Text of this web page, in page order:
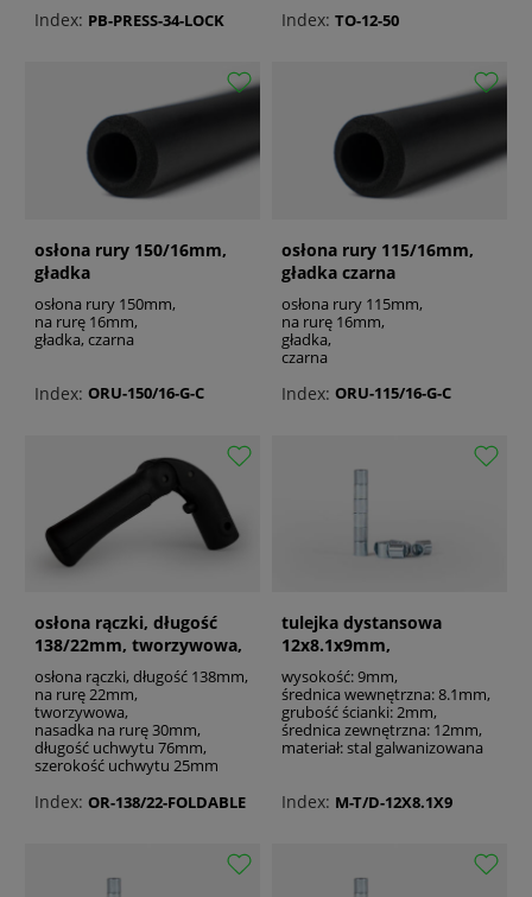
Index: PB-PRESS-34-LOCK Index: TO-12-50
osłona rury 150/16mm,
gładka
osłona rury 150mm,
na rurę 16mm,
gładka, czarna
Index: ORU-150/16-G-C
osłona rury 115/16mm,
gładka czarna
osłona rury 115mm,
na rurę 16mm,
gładka,
czarna
Index: ORU-115/16-G-C
osłona rączki, długość
138/22mm, tworzywowa,
składana
osłona rączki, długość 138mm,
na rurę 22mm,
tworzywowa,
nasadka na rurę 30mm,
długość uchwytu 76mm,
szerokość uchwytu 25mm
Index: OR-138/22-FOLDABLE
tulejka dystansowa
12x8.1x9mm,
galwanizowana
wysokość: 9mm,
średnica wewnętrzna: 8.1mm,
grubość ścianki: 2mm,
średnica zewnętrzna: 12mm,
materiał: stal galwanizowana
Index: M-T/D-12X8.1X9